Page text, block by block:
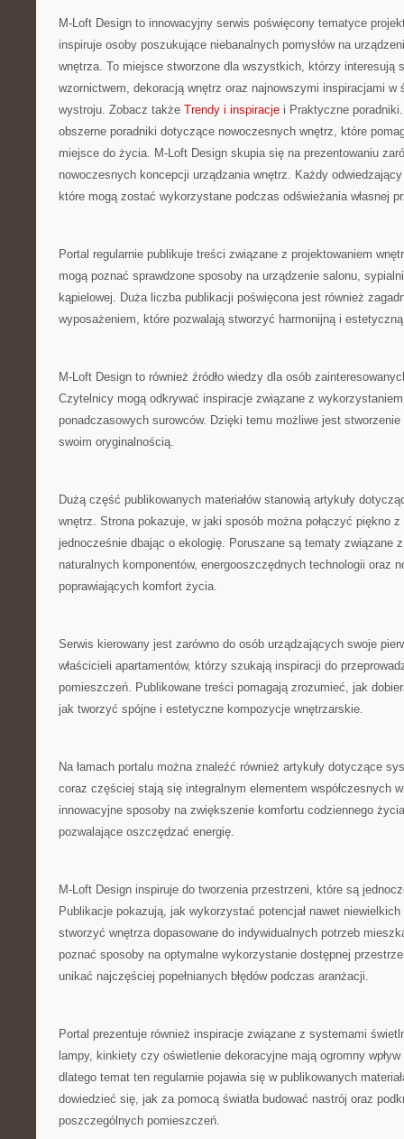
M-Loft Design to innowacyjny serwis poświęcony tematyce
inspiruje osoby poszukujące niebanalnych pomysłów na
wnętrza. To miejsce stworzone dla wszystkich, którzy interesują
wzornictwem, dekoracją wnętrz oraz najnowszymi inspiracjami w
wystroju. Zobacz także Trendy i inspiracje i Praktyczne
obszerne poradniki dotyczące nowoczesnych wnętrz, które
miejsce do życia. M-Loft Design skupia się na prezentowaniu
nowoczesnych koncepcji urządzania wnętrz. Każdy
które mogą zostać wykorzystane podczas odświeżania własnej
Portal regularnie publikuje treści związane z projektowaniem
mogą poznać sprawdzone sposoby na urządzenie salonu,
kąpielowej. Duża liczba publikacji poświęcona jest również
wyposażeniem, które pozwalają stworzyć harmonijną i
M-Loft Design to również źródło wiedzy dla osób
Czytelnicy mogą odkrywać inspiracje związane z
ponadczasowych surowców. Dzięki temu możliwe jest
swoim oryginalnością.
Dużą część publikowanych materiałów stanowią artykuły
wnętrz. Strona pokazuje, w jaki sposób można połączyć piękno
jednocześnie dbając o ekologię. Poruszane są tematy związane
naturalnych komponentów, energooszczędnych technologii oraz
poprawiających komfort życia.
Serwis kierowany jest zarówno do osób urządzających swoje
właścicieli apartamentów, którzy szukają inspiracji do
pomieszczeń. Publikowane treści pomagają zrozumieć, jak
jak tworzyć spójne i estetyczne kompozycje wnętrzarskie.
Na łamach portalu można znaleźć również artykuły dotyczące
coraz częściej stają się integralnym elementem współczesnych
innowacyjne sposoby na zwiększenie komfortu codziennego
pozwalające oszczędzać energię.
M-Loft Design inspiruje do tworzenia przestrzeni, które są
Publikacje pokazują, jak wykorzystać potencjał nawet
stworzyć wnętrza dopasowane do indywidualnych potrzeb
poznać sposoby na optymalne wykorzystanie dostępnej
unikać najczęściej popełnianych błędów podczas aranżacji.
Portal prezentuje również inspiracje związane z systemami
lampy, kinkiety czy oświetlenie dekoracyjne mają ogromny wpływ
dlatego temat ten regularnie pojawia się w publikowanych
dowiedzieć się, jak za pomocą światła budować nastrój oraz
poszczególnych pomieszczeń.